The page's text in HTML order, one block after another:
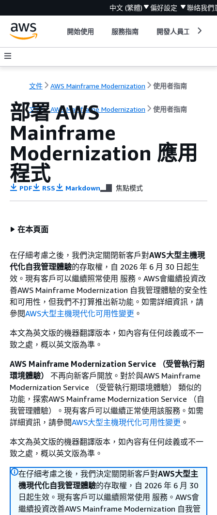
中文 (繁體) 偏好設定 聯絡我們
開始使用 服務指南 開發人員工具
文件 AWS Mainframe Modernization 使用者指南
文件 AWS Mainframe Modernization 使用者指南
部署 AWS
Mainframe
Modernization 應用
程式
PDF RSS Markdown 焦點模式
在本頁面
在仔細考慮之後，我們決定關閉新客戶對AWS大型主機現
代化自我管理體驗的存取權，自 2026 年 6 月 30 日起生
效。現有客戶可以繼續照常使用 服務。AWS會繼續投資改
善AWS Mainframe Modernization 自我管理體驗的安全性
和可用性，但我們不打算推出新功能。如需詳細資訊，請
參閱AWS大型主機現代化可用性變更 。
本文為英文版的機器翻譯版本，如內容有任何歧義或不一
致之處，概以英文版為準。
AWS Mainframe Modernization Service （受管執行期
環境體驗）
不再向新客戶開放。對於與AWS Mainframe
Modernization Service （受管執行期環境體驗） 類似的
功能，探索AWS Mainframe Modernization Service （自
我管理體驗）。現有客戶可以繼續正常使用該服務。如需
詳細資訊，請參閱AWS大型主機現代化可用性變更 。
本文為英文版的機器翻譯版本，如內容有任何歧義或不一
致之處，概以英文版為準。
在仔細考慮之後，我們決定關閉新客戶對AWS大型主
機現代化自我管理體驗的存取權，自 2026 年 6 月 30
日起生效。現有客戶可以繼續照常使用 服務。AWS會
繼續投資改善AWS Mainframe Modernization 自我管